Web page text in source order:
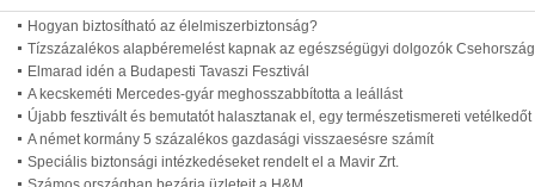
Hogyan biztosítható az élelmiszerbiztonság?
Tízszázalékos alapbéremelést kapnak az egészségügyi dolgozók
Elmarad idén a Budapesti Tavaszi Fesztivál
A kecskeméti Mercedes-gyár meghosszabbította a leállást
Újabb fesztivált és bemutatót halasztanak el, egy természetismereti
A német kormány 5 százalékos gazdasági visszaesésre számít
Speciális biztonsági intézkedéseket rendelt el a Mavir Zrt.